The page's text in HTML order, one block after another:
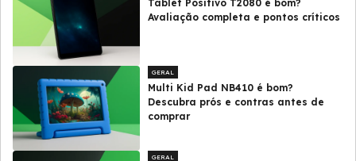
Tablet Positivo T2080 é bom?
Avaliação completa e pontos críticos
GERAL
Multi Kid Pad NB410 é bom?
Descubra prós e contras antes de
comprar
GERAL